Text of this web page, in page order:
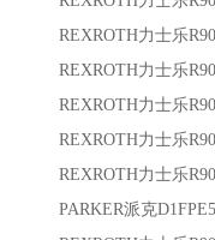
REXROTH力士乐
REXROTH力士乐
REXROTH力士乐
REXROTH力士乐
REXROTH力士乐
PARKER派克